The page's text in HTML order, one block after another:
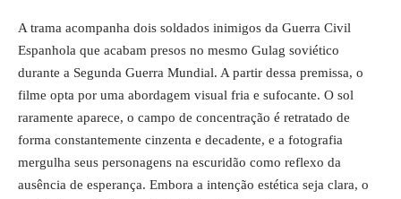
A trama acompanha dois soldados inimigos da Guerra Civil
Espanhola que acabam presos no mesmo Gulag soviético
durante a Segunda Guerra Mundial. A partir dessa premissa, o
filme opta por uma abordagem visual fria e sufocante. O sol
raramente aparece, o campo de concentração é retratado de
forma constantemente cinzenta e decadente, e a fotografia
mergulha seus personagens na escuridão como reflexo da
ausência de esperança. Embora a intenção estética seja clara, o